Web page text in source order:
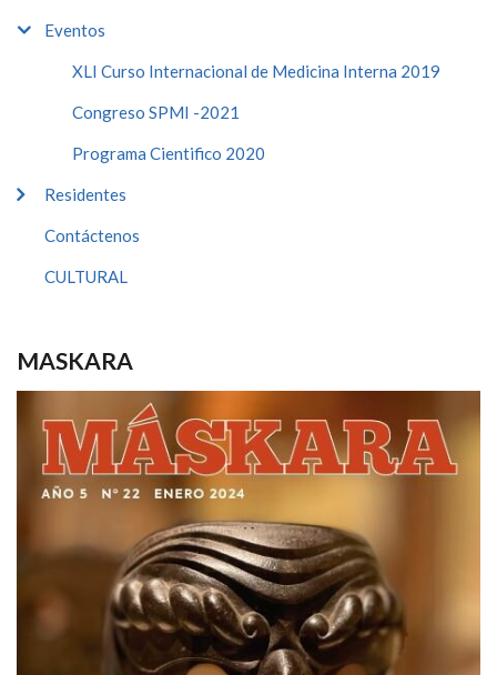
Eventos
XLI Curso Internacional de Medicina Interna 2019
Congreso SPMI -2021
Programa Cientifico 2020
Residentes
Contáctenos
CULTURAL
MASKARA